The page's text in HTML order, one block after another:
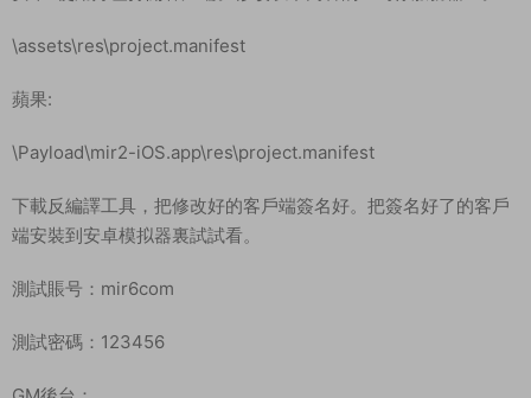
\assets\res\project.manifest
蘋果:
\Payload\mir2-iOS.app\res\project.manifest
下載反編譯工具，把修改好的客戶端簽名好。把簽名好了的客戶
端安裝到安卓模拟器裏試試看。
測試賬号：mir6com
測試密碼：123456